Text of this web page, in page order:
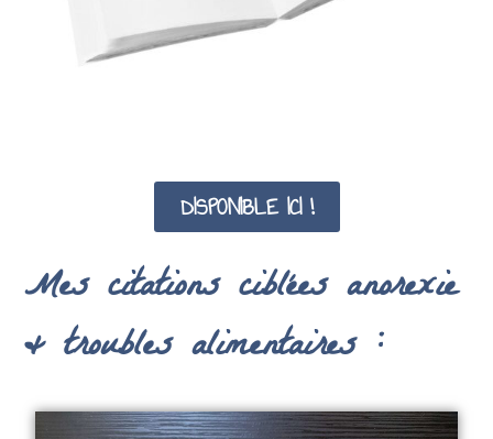
DISPONIBLE ICI !
Mes citations ciblées anorexie
& troubles alimentaires :